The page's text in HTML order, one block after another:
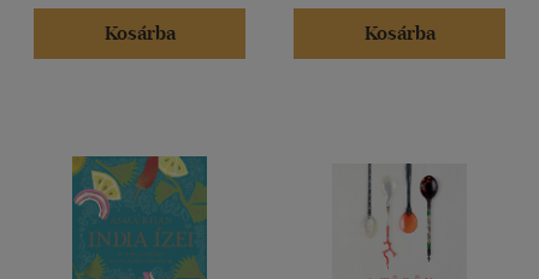
Kosárba
Kosárba